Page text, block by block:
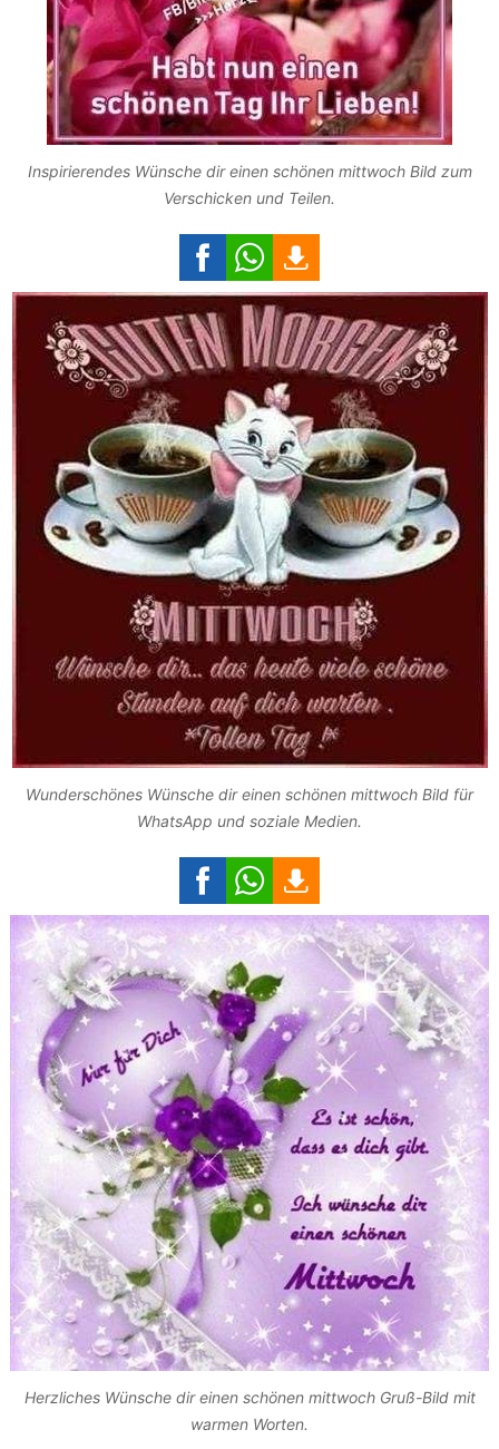
Inspirierendes Wünsche dir einen schönen mittwoch Bild zum
Verschicken und Teilen.
Wunderschönes Wünsche dir einen schönen mittwoch Bild für
WhatsApp und soziale Medien.
Herzliches Wünsche dir einen schönen mittwoch Gruß-Bild mit
warmen Worten.